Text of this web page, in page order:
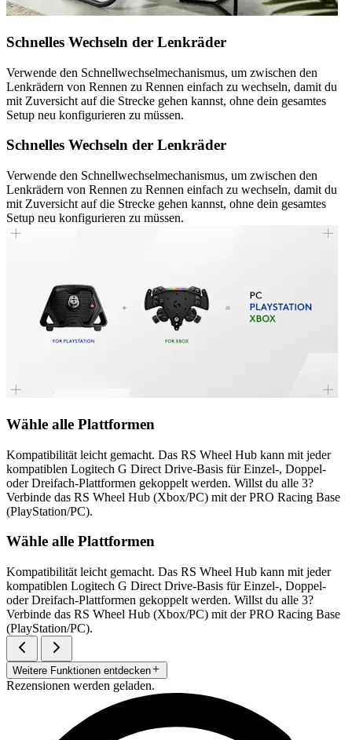
Schnelles Wechseln der Lenkräder
Verwende den Schnellwechselmechanismus, um zwischen den
Lenkrädern von Rennen zu Rennen einfach zu wechseln, damit du
mit Zuversicht auf die Strecke gehen kannst, ohne dein gesamtes
Setup neu konfigurieren zu müssen.
Schnelles Wechseln der Lenkräder
Verwende den Schnellwechselmechanismus, um zwischen den
Lenkrädern von Rennen zu Rennen einfach zu wechseln, damit du
mit Zuversicht auf die Strecke gehen kannst, ohne dein gesamtes
Setup neu konfigurieren zu müssen.
Wähle alle Plattformen
Kompatibilität leicht gemacht. Das RS Wheel Hub kann mit jeder
kompatiblen Logitech G Direct Drive-Basis für Einzel-, Doppel-
oder Dreifach-Plattformen gekoppelt werden. Willst du alle 3?
Verbinde das RS Wheel Hub (Xbox/PC) mit der PRO Racing Base
(PlayStation/PC).
Wähle alle Plattformen
Kompatibilität leicht gemacht. Das RS Wheel Hub kann mit jeder
kompatiblen Logitech G Direct Drive-Basis für Einzel-, Doppel-
oder Dreifach-Plattformen gekoppelt werden. Willst du alle 3?
Verbinde das RS Wheel Hub (Xbox/PC) mit der PRO Racing Base
(PlayStation/PC).
Weitere Funktionen entdecken
Rezensionen werden geladen.